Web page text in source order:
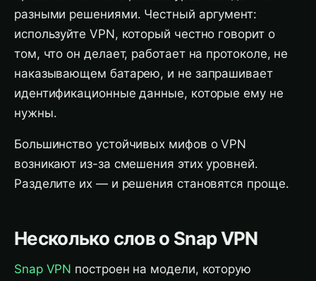
разными решениями. Честный аргумент:
используйте VPN, который честно говорит о
том, что он делает, работает на протоколе, не
наказывающем батарею, и не запрашивает
идентификационные данные, которые ему не
нужны.
Большинство устойчивых мифов о VPN
возникают из-за смешения этих уровней.
Разделите их — и решения становятся проще.
Несколько слов о Snap VPN
Snap VPN построен на модели, которую